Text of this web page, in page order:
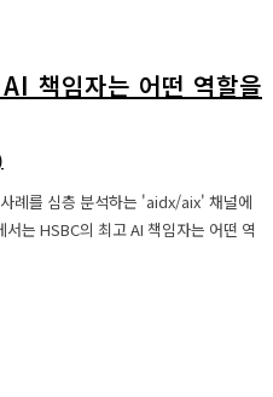
책임자는 어떤 역할을
례를 심층 분석하는 'aidx/aix' 채널에
는 HSBC의 최고 AI 책임자는 어떤 역